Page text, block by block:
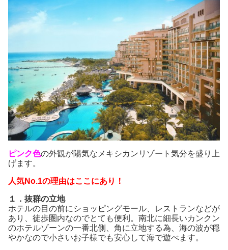
ピンク色の外観が陽気なメキシカンリゾート気分を盛り上
げます。
人気No.1の理由はここにあり！
１．抜群の立地
ホテルの目の前にショッピングモール、レストランなどが
あり、徒歩圏内なのでとても便利。南北に細長いカンクン
のホテルゾーンの一番北側、角に立地する為、海の波が穏
やかなので小さいお子様でも安心して海で遊べます。